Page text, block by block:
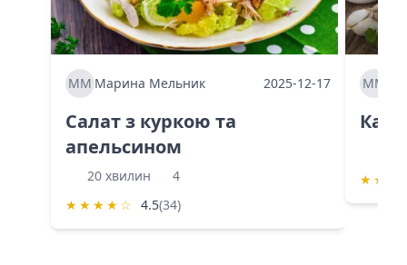
ММ Марина Мельник 2025-12-17
Салат з куркою та
апельсином
20 хвилин
4
★ ★ ★ ★ ☆ 4.5(34)
ММ
★ ★